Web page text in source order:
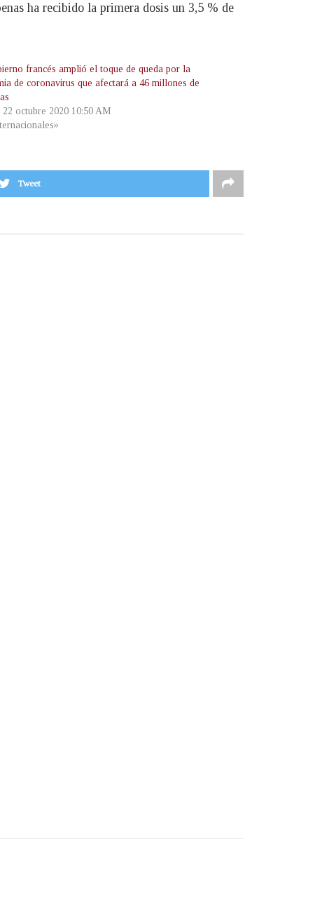
ha recibido la primera dosis un 3,5 % de
francés amplió el toque de queda por la
de coronavirus que afectará a 46 millones de
22 octubre 2020 10:50 AM
Tweet